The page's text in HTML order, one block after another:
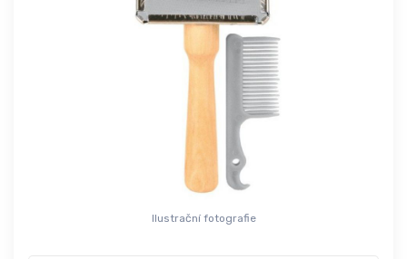
Ilustrační fotografie